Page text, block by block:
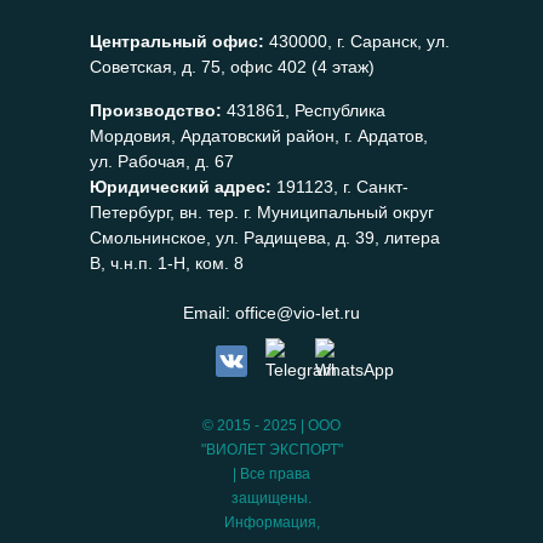
Центральный офис: 430000, г. Саранск, ул.
Советская, д. 75, офис 402 (4 этаж)
Производство: 431861, Республика
Мордовия, Ардатовский район, г. Ардатов,
ул. Рабочая, д. 67
Юридический адрес: 191123, г. Санкт-
Петербург, вн. тер. г. Муниципальный округ
Смольнинское, ул. Радищева, д. 39, литера
В, ч.н.п. 1-Н, ком. 8
Email: office@vio-let.ru
© 2015 - 2025 | ООО
"ВИОЛЕТ ЭКСПОРТ"
| Все права
защищены.
Информация,